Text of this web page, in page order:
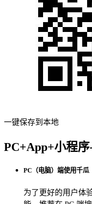
一键保存到本地
PC+App+小程
PC（电脑）端使用千瓜
为了更好的用户体